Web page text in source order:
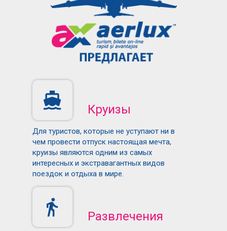
Круизы
Для туристов, которые не уступают ни в
чем провести отпуск настоящая мечта,
круизы являются одним из самых
интересных и экстравагантных видов
поездок и отдыха в мире.
Развлечения